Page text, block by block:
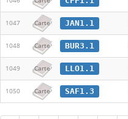
1047 Carte JAN1.1
1048 Carte BUR3.1
1049 Carte LLO1.1
1050 Carte SAF1.3